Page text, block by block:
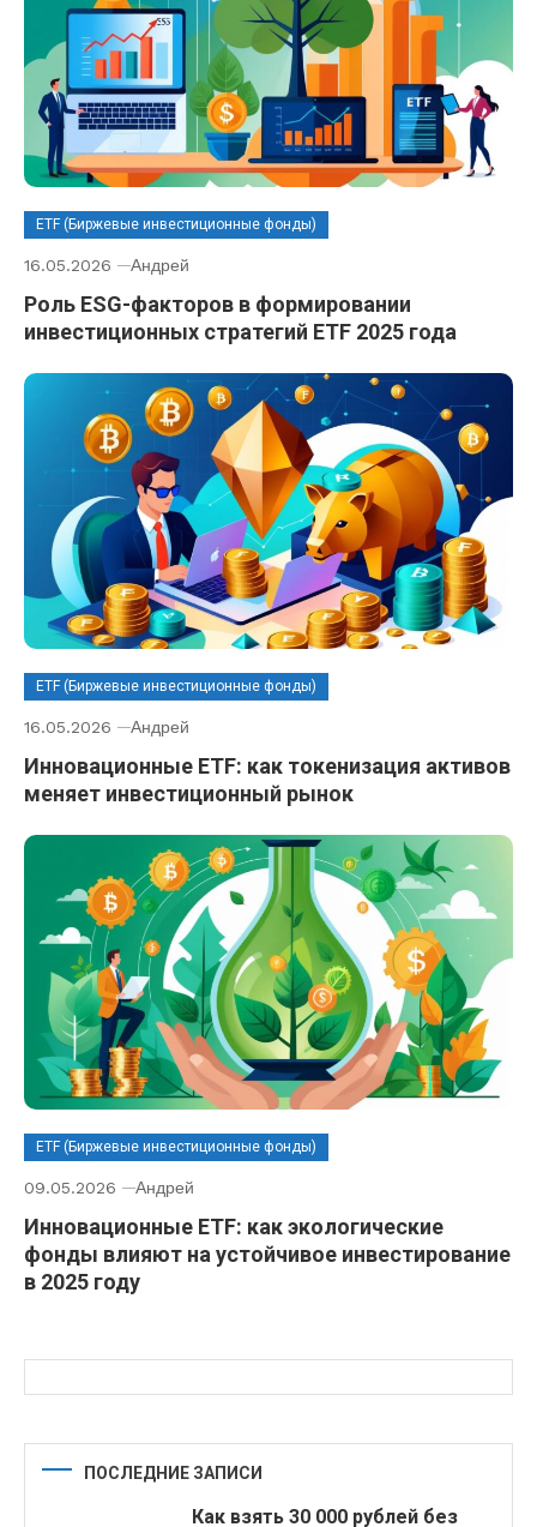
ETF (Биржевые инвестиционные фонды)
16.05.2026 Андрей
Роль ESG-факторов в формировании
инвестиционных стратегий ETF 2025 года
ETF (Биржевые инвестиционные фонды)
16.05.2026 Андрей
Инновационные ETF: как токенизация активов
меняет инвестиционный рынок
ETF (Биржевые инвестиционные фонды)
09.05.2026 Андрей
Инновационные ETF: как экологические
фонды влияют на устойчивое инвестирование
в 2025 году
ПОСЛЕДНИЕ ЗАПИСИ
Как взять 30 000 рублей без